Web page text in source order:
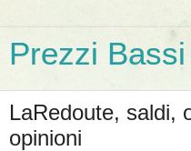
Prezzi
LaRedoute, saldi,
opinioni